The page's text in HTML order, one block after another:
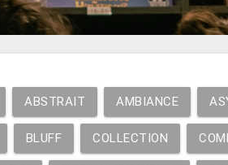
ABSTRAIT AMBIANCE
BLUFF COLLECTION